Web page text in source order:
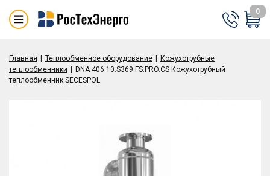
0
Главная Теплообменное оборудование
Кожухотрубные
теплообменники
DNA 406.10.S369 FS.PRO.CS Кожухотрубный
теплообменник SECESPOL